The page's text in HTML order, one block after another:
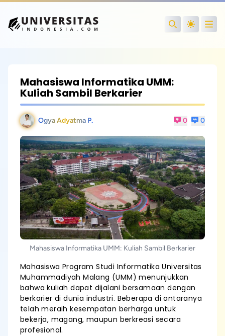
Search
Mahasiswa Informatika UMM:
Kuliah Sambil Berkarier
Ogya Adyatma P. 0 0
Mahasiswa Informatika UMM: Kuliah Sambil Berkarier
Mahasiswa Program Studi Informatika Universitas
Muhammadiyah Malang (UMM) menunjukkan
bahwa kuliah dapat dijalani bersamaan dengan
berkarier di dunia industri. Beberapa di antaranya
telah meraih kesempatan berharga untuk
bekerja, magang, maupun berkreasi secara
profesional.